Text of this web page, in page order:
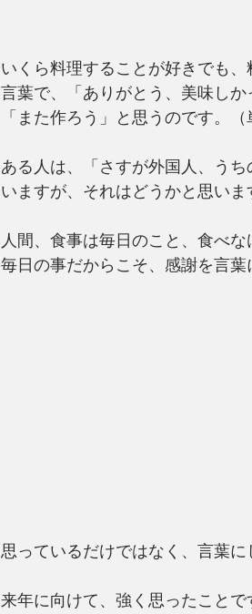
いくら料理することが好きでも
言葉で、「ありがとう、美味しか
「また作ろう」と思うのです。（
ある人は、「さすが外国人、う
いますが、それはどうかと思いま
人間、食事は毎日のこと、食べ
毎日の事だからこそ、感謝を言葉
思っているだけではなく、言葉に
来年に向けて、強く思ったことで